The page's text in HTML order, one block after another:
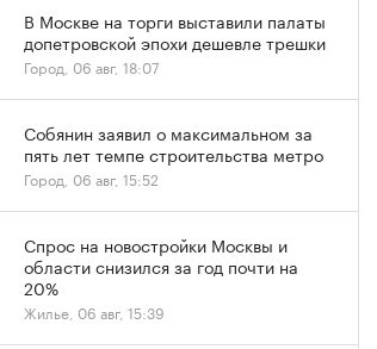
В Москве на торги выставили палаты
допетровской эпохи дешевле трешки
Город, 06 авг, 18:07
Собянин заявил о максимальном за
пять лет темпе строительства метро
Город, 06 авг, 15:52
Спрос на новостройки Москвы и
области снизился за год почти на
20%
Жилье, 06 авг, 15:39